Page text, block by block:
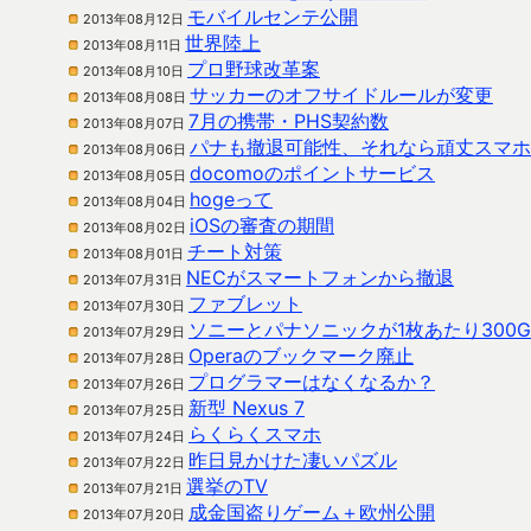
2013年08月12日 モバイルセンテ公開
2013年08月11日 世界陸上
2013年08月10日 プロ野球改革案
2013年08月08日 サッカーのオフサイドルールが変更
2013年08月07日 7月の携帯・PHS契約数
2013年08月06日 パナも撤退可能性、それなら頑丈スマ
2013年08月05日 docomoのポイントサービス
2013年08月04日 hogeって
2013年08月02日 iOSの審査の期間
2013年08月01日 チート対策
2013年07月31日 NECがスマートフォンから撤退
2013年07月30日 ファブレット
2013年07月29日 ソニーとパナソニックが1枚あたり
2013年07月28日 Operaのブックマーク廃止
2013年07月26日 プログラマーはなくなるか？
2013年07月25日 新型 Nexus 7
2013年07月24日 らくらくスマホ
2013年07月22日 昨日見かけた凄いパズル
2013年07月21日 選挙のTV
2013年07月20日 成金国盗りゲーム＋欧州公開